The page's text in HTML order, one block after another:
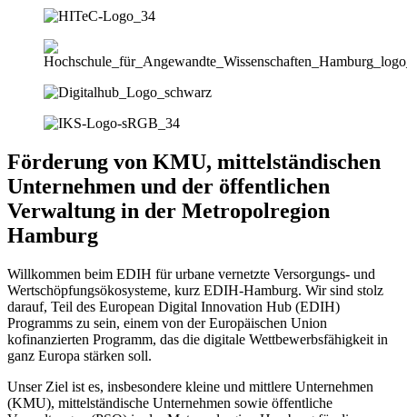
Förderung von KMU, mittelständischen
Unternehmen und der öffentlichen
Verwaltung in der Metropolregion
Hamburg
Willkommen beim EDIH für urbane vernetzte Versorgungs- und
Wertschöpfungsökosysteme, kurz EDIH-Hamburg. Wir sind stolz
darauf, Teil des European Digital Innovation Hub (EDIH)
Programms zu sein, einem von der Europäischen Union
kofinanzierten Programm, das die digitale Wettbewerbsfähigkeit in
ganz Europa stärken soll.
Unser Ziel ist es, insbesondere kleine und mittlere Unternehmen
(KMU), mittelständische Unternehmen sowie öffentliche